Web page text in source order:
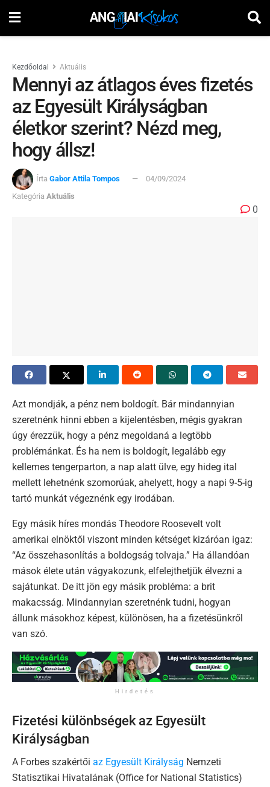
Kezdőoldal Aktuális
Mennyi az átlagos éves fizetés
az Egyesült Királyságban
életkor szerint? Nézd meg,
hogy állsz!
Írta Gabor Attila Tompos
04/09/2024
Kategória Aktuális
0
Azt mondják, a pénz nem boldogít. Bár mindannyian
szeretnénk hinni ebben a kijelentésben, mégis gyakran
úgy érezzük, hogy a pénz megoldaná a legtöbb
problémánkat. És ha nem is boldogít, legalább egy
kellemes tengerparton, a nap alatt ülve, egy hideg ital
mellett lehetnénk szomorúak, ahelyett, hogy a napi 9-5-ig
tartó munkát végeznénk egy irodában.
Egy másik híres mondás Theodore Roosevelt volt
amerikai elnöktől viszont minden kétséget kizáróan igaz:
“Az összehasonlítás a boldogság tolvaja.” Ha állandóan
mások élete után vágyakozunk, elfelejthetjük élvezni a
sajátunkat. De itt jön egy másik probléma: a brit
makacsság. Mindannyian szeretnénk tudni, hogyan
állunk másokhoz képest, különösen, ha a fizetésünkről
van szó.
Hirdetés
Fizetési különbségek az Egyesült
Királyságban
A Forbes szakértői az Egyesült Királyság Nemzeti
Statisztikai Hivatalának (Office for National Statistics)